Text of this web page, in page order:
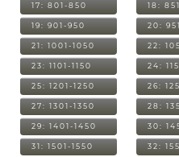
17: 801-850 18:
19: 901-950 20:
21: 1001-1050 22:
23: 1101-1150 24:
25: 1201-1250 26:
27: 1301-1350 28:
29: 1401-1450 30:
31: 1501-1550 32: